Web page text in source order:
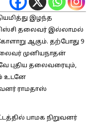
இழந்த
தலைவர் இல்லாமல்
ஆகும். தற்போது 9
முனியநாதன்
புதிய தலைவரையும்,
உடனே
ராமதாஸ்
பாமக நிறுவனர்